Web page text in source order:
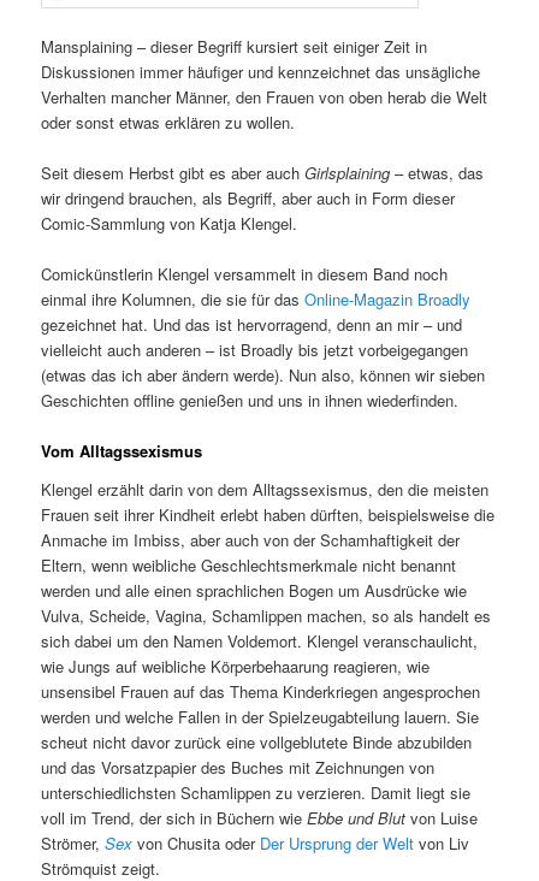
Mansplaining – dieser Begriff kursiert seit einiger Zeit in
Diskussionen immer häufiger und kennzeichnet das unsägliche
Verhalten mancher Männer, den Frauen von oben herab die Welt
oder sonst etwas erklären zu wollen.
Seit diesem Herbst gibt es aber auchGirlsplaining – etwas, das
wir dringend brauchen, als Begriff, aber auch in Form dieser
Comic-Sammlung von Katja Klengel.
Comickünstlerin Klengel versammelt in diesem Band noch
einmal ihre Kolumnen, die sie für dasOnline-Magazin Broadly
gezeichnet hat. Und das ist hervorragend, denn an mir – und
vielleicht auch anderen – ist Broadly bis jetzt vorbeigegangen
(etwas das ich aber ändern werde). Nun also, können wir sieben
Geschichten offline genießen und uns in ihnen wiederfinden.
Vom Alltagssexismus
Klengel erzählt darin von dem Alltagssexismus, den die meisten
Frauen seit ihrer Kindheit erlebt haben dürften, beispielsweise die
Anmache im Imbiss, aber auch von der Schamhaftigkeit der
Eltern, wenn weibliche Geschlechtsmerkmale nicht benannt
werden und alle einen sprachlichen Bogen um Ausdrücke wie
Vulva, Scheide, Vagina, Schamlippen machen, so als handelt es
sich dabei um den Namen Voldemort. Klengel veranschaulicht,
wie Jungs auf weibliche Körperbehaarung reagieren, wie
unsensibel Frauen auf das Thema Kinderkriegen angesprochen
werden und welche Fallen in der Spielzeugabteilung lauern. Sie
scheut nicht davor zurück eine vollgeblutete Binde abzubilden
und das Vorsatzpapier des Buches mit Zeichnungen von
unterschiedlichsten Schamlippen zu verzieren. Damit liegt sie
voll im Trend, der sich in Büchern wieEbbe und Blut von Luise
Strömer,Sex von Chusita oder Der Ursprung der Welt von Liv
Strömquist zeigt.